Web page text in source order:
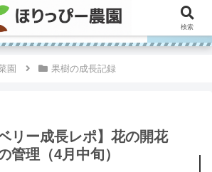
園 果樹の成長記録
リー成長レポ】花の開花
管理（4月中旬）
検索